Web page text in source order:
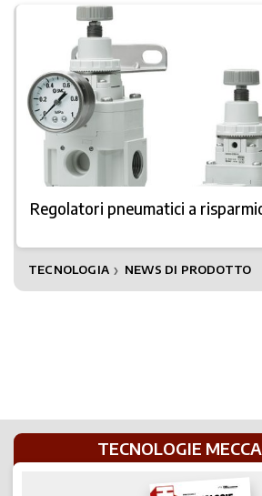
Regolatori pneumatici a
TECNOLOGIA ❯ NEWS DI PRODOTTO
TECNOLOGIE